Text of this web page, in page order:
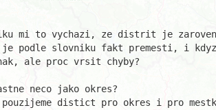
mi to vychazi, ze distrit je
je podle slovniku fakt premesti, i
ale proc vrsit chyby?
neco jako okres?
distict pro okres i pro